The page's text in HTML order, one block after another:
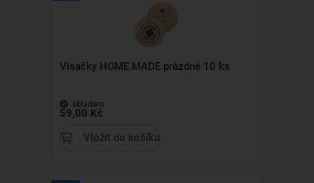
Visačky HOME MADE prázdné 10 ks
skladem
59,00 Kč
Vložit do košíku